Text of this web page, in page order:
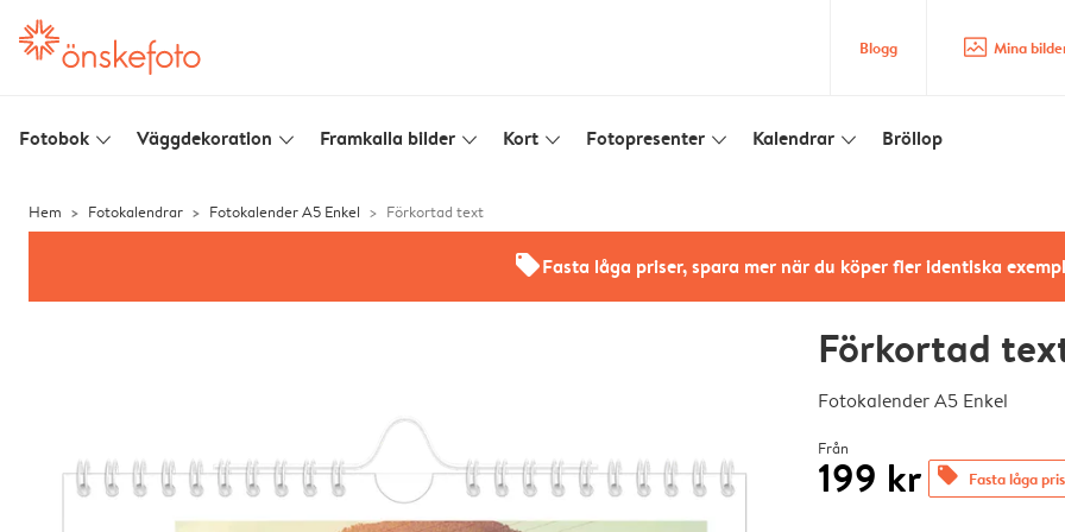
Blogg image_placeholder Mina
Fotobok slim_arrow_down Väggdekoration slim_arrow_down Framkalla bilder slim_arrow_down Kort slim_arrow_down Fotopresenter slim_arrow_down Kalendrar slim_arrow_down Bröllop
Hem Fotokalendrar Fotokalender A5 Enkel Förkortad text
offersFasta låga priser, spara mer när du köper fler identiska
Förkortad
Fotokalender A5 Enkel
Från
199 kr offers Fasta låga